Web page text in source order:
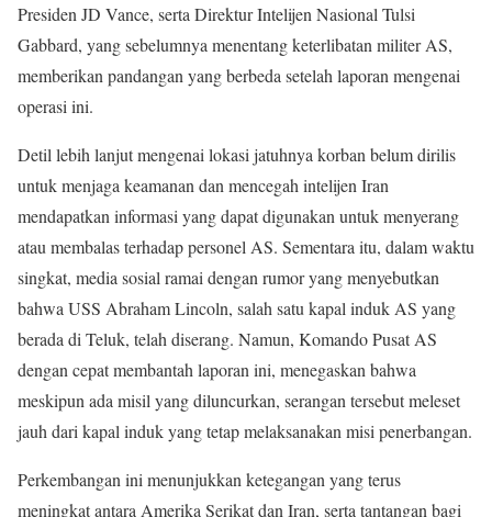
Presiden JD Vance, serta Direktur Intelijen Nasional Tulsi
Gabbard, yang sebelumnya menentang keterlibatan militer AS,
memberikan pandangan yang berbeda setelah laporan mengenai
operasi ini.
Detil lebih lanjut mengenai lokasi jatuhnya korban belum dirilis
untuk menjaga keamanan dan mencegah intelijen Iran
mendapatkan informasi yang dapat digunakan untuk menyerang
atau membalas terhadap personel AS. Sementara itu, dalam waktu
singkat, media sosial ramai dengan rumor yang menyebutkan
bahwa USS Abraham Lincoln, salah satu kapal induk AS yang
berada di Teluk, telah diserang. Namun, Komando Pusat AS
dengan cepat membantah laporan ini, menegaskan bahwa
meskipun ada misil yang diluncurkan, serangan tersebut meleset
jauh dari kapal induk yang tetap melaksanakan misi penerbangan.
Perkembangan ini menunjukkan ketegangan yang terus
meningkat antara Amerika Serikat dan Iran, serta tantangan bagi